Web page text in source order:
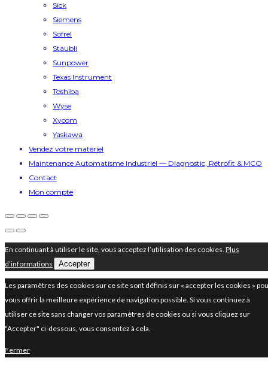
Sick
Siemens
Sofrel
Staubli
Sunpower
Texas Instrument
Toshiba
Wyse
Xycom
Yaskawa
Vendez votre matériel
Maintenance Automatisme Industriel — Diagnostic, Rétrofit & MCO
Contact
Mon compte
En continuant à utiliser le site, vous acceptez l’utilisation des cookies. Plus
d’informations
Accepter
Les paramètres des cookies sur ce site sont définis sur « accepter les cookies »
vous offrir la meilleure expérience de navigation possible. Si vous continuez à
utiliser ce site sans changer vos paramètres de cookies ou si vous cliquez sur
"Accepter" ci-dessous, vous consentez à cela.
Fermer